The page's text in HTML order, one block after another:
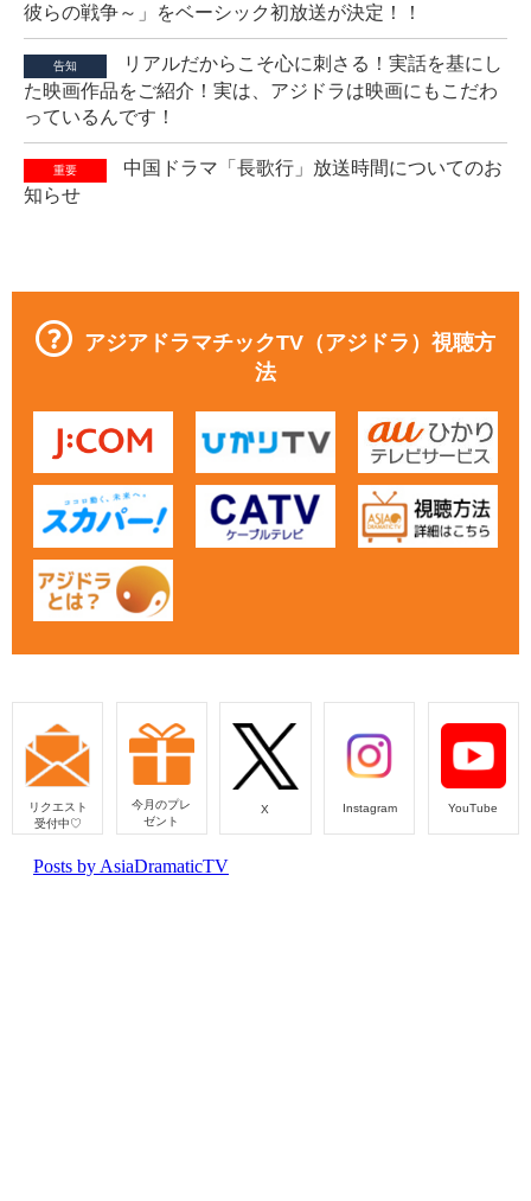
彼らの戦争～」をベーシック初放送が決定！！
告知
リアルだからこそ心に刺さる！実話を基にし
た映画作品をご紹介！実は、アジドラは映画にもこだわ
っているんです！
重要
中国ドラマ「長歌行」放送時間についてのお
知らせ
アジアドラマチックTV（アジドラ）視聴方
法
リクエスト
受付中♡
今月のプレ
ゼント
X Instagram YouTube